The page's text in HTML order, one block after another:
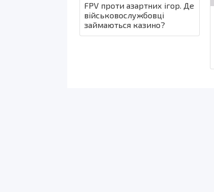
FPV проти азартних ігор. Де
військовослужбовці
займаються казино?